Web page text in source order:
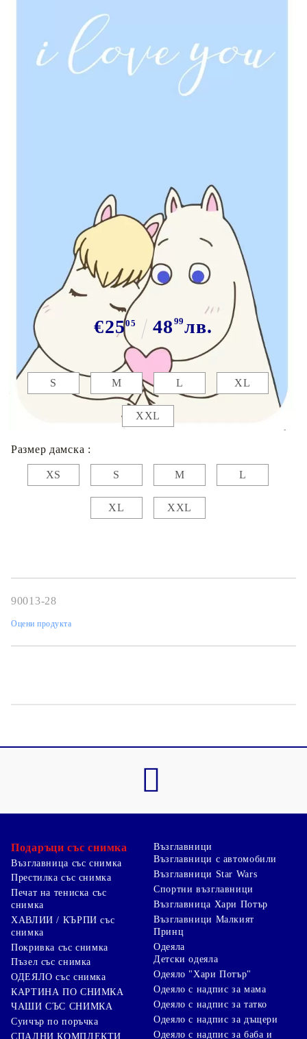
Сподели
GiftBG
Тениски за двойки "Hippo love"
€2505 48 99лв.
Размер мъжка:
S M L XL
XXL
Размер дамска :
XS S M L
XL XXL
90013-28
Оцени продукта
Подаръци със снимка
Възглавница със снимка
Престилка със снимка
Печат на тениска със
снимка
ХАВЛИИ / КЪРПИ със
снимка
Покривка със снимка
Пъзел със снимка
ОДЕЯЛО със снимка
КАРТИНА ПО СНИМКА
ЧАШИ СЪС СНИМКА
Суичър по поръчка
СПАЛНИ КОМПЛЕКТИ
Възглавници
Възглавници с автомобили
Възглавници Star Wars
Спортни възглавници
Възглавница Хари Потър
Възглавници Малкият
Принц
Одеяла
Детски одеяла
Одеяло "Хари Потър"
Одеяло с надпис за мама
Одеяло с надпис за татко
Одеяло с надпис за дъщери
Одеяло с надпис за баба и